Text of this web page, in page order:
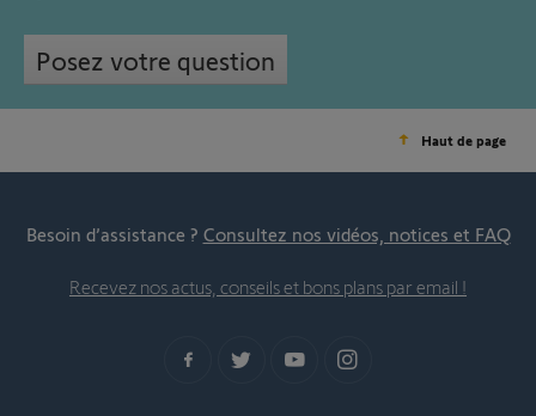
Posez votre question
Haut de page
Besoin d’assistance ? Consultez nos vidéos, notices et FAQ
Recevez nos actus, conseils et bons plans par email !